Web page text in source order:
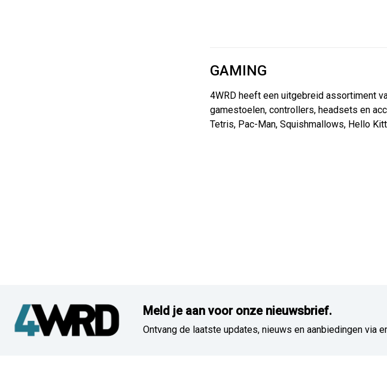
GAMING
4WRD heeft een uitgebreid assortiment
gamestoelen, controllers, headsets en
Tetris, Pac-Man, Squishmallows, Hello
Meld je aan voor onze nieuwsbrief.
Ontvang de laatste updates, nieuws en aanbiedingen via